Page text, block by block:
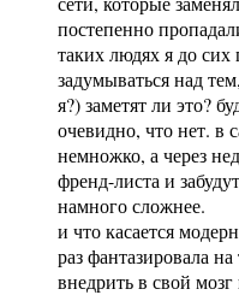
постепенно
таких людях я до сих
задумываться над
я?) заметят ли это?
очевидно, что нет. в
немножко, а через
френд-листа и
намного сложнее.
и что касается
раз фантазировала
внедрить в свой